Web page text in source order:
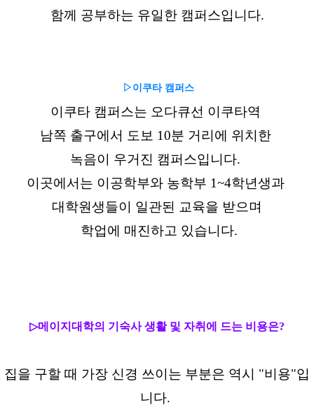
함께 공부하는 유일한 캠퍼스입니다.
▷ 이쿠타 캠퍼스
이쿠타 캠퍼스는 오다큐선 이쿠타역
남쪽 출구에서 도보 10분 거리에 위치한
녹음이 우거진 캠퍼스입니다.
이곳에서는 이공학부와 농학부 1~4학년생과
대학원생들이 일관된 교육을 받으며
학업에 매진하고 있습니다.
▷메이지대학의 기숙사 생활 및 자취에 드는 비용은?
집을 구할 때 가장 신경 쓰이는 부분은 역시 "비용"입
니다.